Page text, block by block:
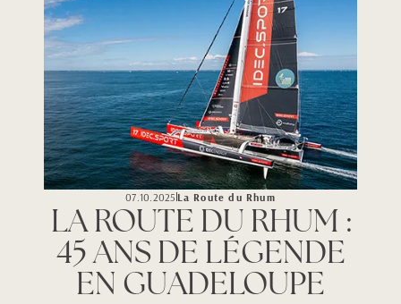
07.10.2025 La Route du Rhum
LA ROUTE DU RHUM :
45 ANS DE LÉGENDE
EN GUADELOUPE